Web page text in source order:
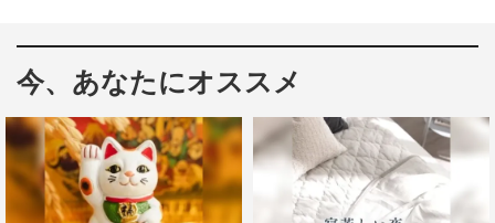
など個性豊かなキャストが物語を彩る。
解禁されたポスタービジュアルでは、宮沢賢治という一
人の人間を「まるで今そこに生きているかのようにのびの
びと演じられたらと思います」と語る鈴木亮平が、賢治の
青春時代を体現している。
今、あなたにオススメ